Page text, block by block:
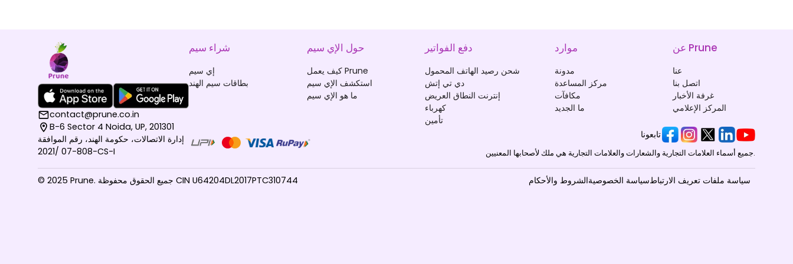
contact@prune.co.in
B-6 Sector 4 Noida, UP, 201301
إدارة الاتصالات، حكومة الهند، رقم الموافقة
808-07 /2021-CS-I
شراء سيم
إي سيم
بطاقات سيم الهند
حول الإي سيم
كيف يعمل Prune
استكشف الإي سيم
ما هو الإي سيم
دفع الفواتير
شحن رصيد الهاتف المحمول
دي تي إتش
إنترنت النطاق العريض
كهرباء
تأمين
موارد
مدونة
مركز المساعدة
مكافآت
ما الجديد
عن Prune
عنا
اتصل بنا
غرفة الأخبار
المركز الإعلامي
تابعونا
جميع أسماء العلامات التجارية والشعارات والعلامات التجارية هي ملك لأصحابها المعنيين.
© 2025 Prune. جميع الحقوق محفوظة CIN U64204DL2017PTC310744 الشروط والأحكامسياسة الخصوصيةسياسة ملفات تعريف الارتباط